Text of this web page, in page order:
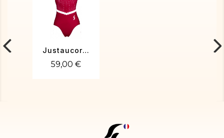
Justaucorps gym Salomé
59,00 €